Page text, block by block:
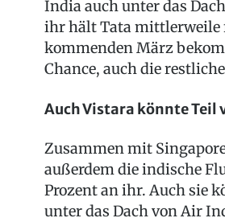
India auch unter das
ihr hält Tata mittlerweile
kommenden März
Chance, auch die
Auch Vistara könnte Teil
Zusammen mit
außerdem die indische
Prozent an ihr. Auch sie
unter das Dach von Air